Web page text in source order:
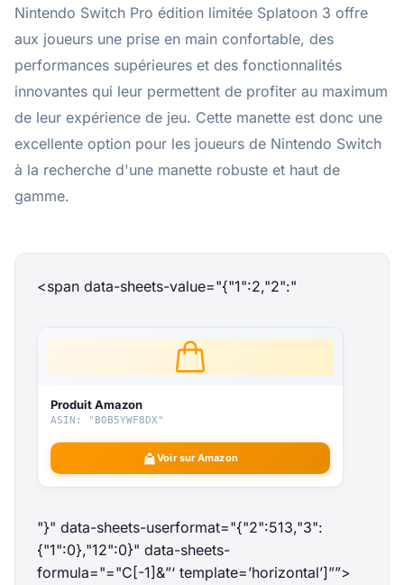
Nintendo Switch Pro édition limitée Splatoon 3 offre
aux joueurs une prise en main confortable, des
performances supérieures et des fonctionnalités
innovantes qui leur permettent de profiter au maximum
de leur expérience de jeu. Cette manette est donc une
excellente option pour les joueurs de Nintendo Switch
à la recherche d'une manette robuste et haut de
gamme.
<span data-sheets-value="{"1":2,"2":"
Produit Amazon
ASIN: "B0B5YWF8DX"
Voir sur Amazon
"}" data-sheets-userformat="{"2":513,"3":
{"1":0},"12":0}" data-sheets-
formula="="C[-1]&”‘ template=’horizontal’]””>